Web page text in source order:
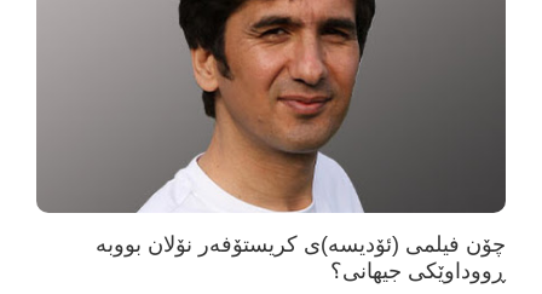
چۆن فیلمی (ئۆدیسە)ی کریستۆفەر نۆلان بووبە
ڕووداوێکی جیهانی؟